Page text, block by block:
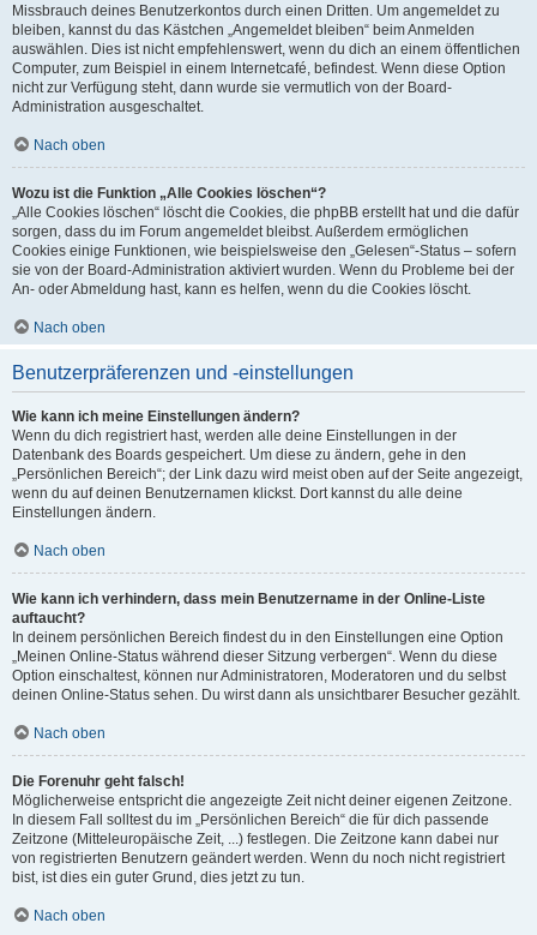
Missbrauch deines Benutzerkontos durch einen Dritten. Um angemeldet zu
bleiben, kannst du das Kästchen „Angemeldet bleiben“ beim Anmelden
auswählen. Dies ist nicht empfehlenswert, wenn du dich an einem öffentlichen
Computer, zum Beispiel in einem Internetcafé, befindest. Wenn diese Option
nicht zur Verfügung steht, dann wurde sie vermutlich von der Board-
Administration ausgeschaltet.
Nach oben
Wozu ist die Funktion „Alle Cookies löschen“?
„Alle Cookies löschen“ löscht die Cookies, die phpBB erstellt hat und die dafür
sorgen, dass du im Forum angemeldet bleibst. Außerdem ermöglichen
Cookies einige Funktionen, wie beispielsweise den „Gelesen“-Status – sofern
sie von der Board-Administration aktiviert wurden. Wenn du Probleme bei der
An- oder Abmeldung hast, kann es helfen, wenn du die Cookies löscht.
Nach oben
Benutzerpräferenzen und -einstellungen
Wie kann ich meine Einstellungen ändern?
Wenn du dich registriert hast, werden alle deine Einstellungen in der
Datenbank des Boards gespeichert. Um diese zu ändern, gehe in den
„Persönlichen Bereich“; der Link dazu wird meist oben auf der Seite angezeigt,
wenn du auf deinen Benutzernamen klickst. Dort kannst du alle deine
Einstellungen ändern.
Nach oben
Wie kann ich verhindern, dass mein Benutzername in der Online-Liste
auftaucht?
In deinem persönlichen Bereich findest du in den Einstellungen eine Option
„Meinen Online-Status während dieser Sitzung verbergen“. Wenn du diese
Option einschaltest, können nur Administratoren, Moderatoren und du selbst
deinen Online-Status sehen. Du wirst dann als unsichtbarer Besucher gezählt.
Nach oben
Die Forenuhr geht falsch!
Möglicherweise entspricht die angezeigte Zeit nicht deiner eigenen Zeitzone.
In diesem Fall solltest du im „Persönlichen Bereich“ die für dich passende
Zeitzone (Mitteleuropäische Zeit, ...) festlegen. Die Zeitzone kann dabei nur
von registrierten Benutzern geändert werden. Wenn du noch nicht registriert
bist, ist dies ein guter Grund, dies jetzt zu tun.
Nach oben